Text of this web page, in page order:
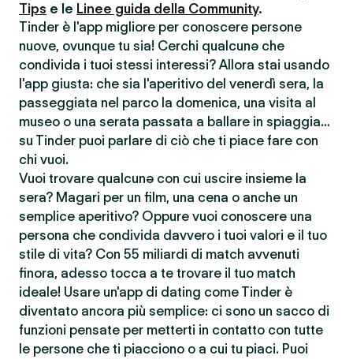
Tips e le Linee guida della Community.
Tinder è l'app migliore per conoscere persone
nuove, ovunque tu sia! Cerchi qualcunə che
condivida i tuoi stessi interessi? Allora stai usando
l'app giusta: che sia l'aperitivo del venerdì sera, la
passeggiata nel parco la domenica, una visita al
museo o una serata passata a ballare in spiaggia…
su Tinder puoi parlare di ciò che ti piace fare con
chi vuoi.
Vuoi trovare qualcunə con cui uscire insieme la
sera? Magari per un film, una cena o anche un
semplice aperitivo? Oppure vuoi conoscere una
persona che condivida davvero i tuoi valori e il tuo
stile di vita? Con 55 miliardi di match avvenuti
finora, adesso tocca a te trovare il tuo match
ideale! Usare un'app di dating come Tinder è
diventato ancora più semplice: ci sono un sacco di
funzioni pensate per metterti in contatto con tutte
le persone che ti piacciono o a cui tu piaci. Puoi